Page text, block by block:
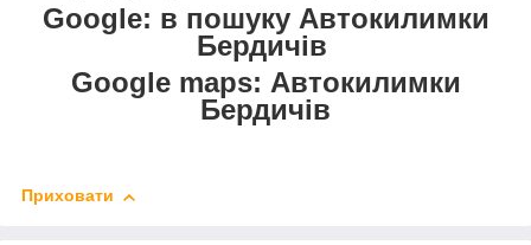
Google: в пошуку Автокилимки
Бердичів
Google maps: Автокилимки
Бердичів
Приховати